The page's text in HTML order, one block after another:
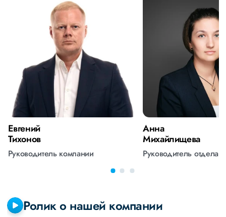
Евгений
Тихонов
Руководитель компании
Анна
Михайлищева
Руководитель отдела
Ролик о нашей компании